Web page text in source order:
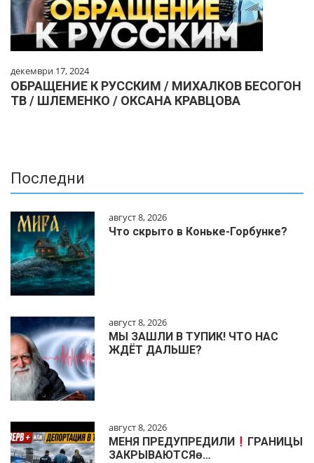
декември 17, 2024
ОБРАЩЕНИЕ К РУССКИМ / МИХАЛКОВ БЕСОГОН
ТВ / ШЛЕМЕНКО / ОКСАНА КРАВЦОВА
Последни
август 8, 2026
Что скрыто в Коньке-Горбунке?
август 8, 2026
МЫ ЗАШЛИ В ТУПИК! ЧТО НАС
ЖДЁТ ДАЛЬШЕ?
август 8, 2026
МЕНЯ ПРЕДУПРЕДИЛИ
ГРАНИЦЫ
ЗАКРЫВАЮТСЯɵ…